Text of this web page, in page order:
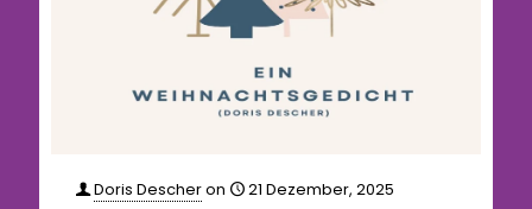
Doris Descheron
21 Dezember, 2025